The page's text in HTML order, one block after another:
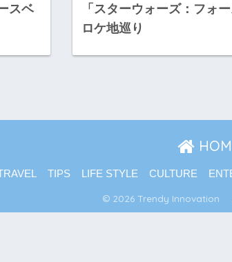
スベ
「スターウォーズ：フォ
ロケ地巡り
TIPS LIFE STYLE CULTURE
© 2026 Trendy Innovation